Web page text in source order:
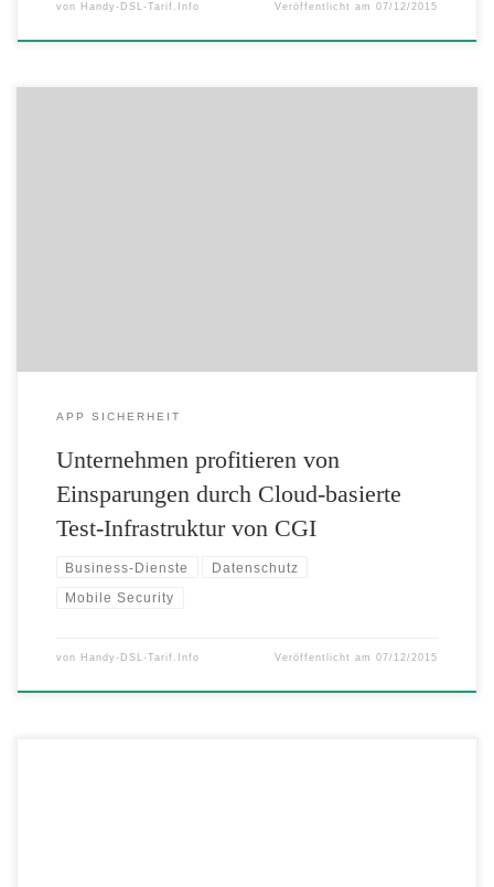
von Handy-DSL-Tarif.Info Veröffentlicht am07/12/2015
APP SICHERHEIT
Unternehmen profitieren von
Einsparungen durch Cloud-basierte
Test-Infrastruktur von CGI
Business-Dienste Datenschutz
Mobile Security
von Handy-DSL-Tarif.Info Veröffentlicht am07/12/2015